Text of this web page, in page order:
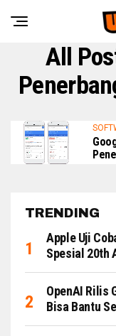
All
TRENDING
Apple Uji
Spesial 20th
OpenAI Rilis
Bisa Bantu